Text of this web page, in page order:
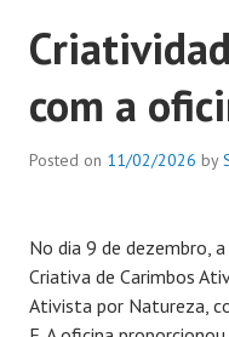
com a
Posted on 11/02/2026 by
No dia 9 de dezembro,
Criativa de Carimbos
Ativista por Natureza,